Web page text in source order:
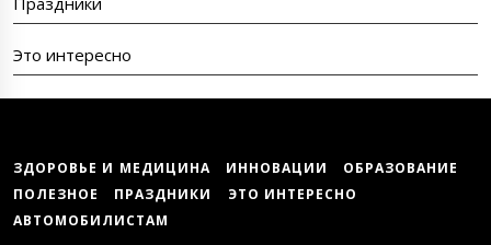
Это интересно
ЗДОРОВЬЕ И МЕДИЦИНА ИННОВАЦИИ
ОБРАЗОВАНИЕ
ПОЛЕЗНОЕ
ПРАЗДНИКИ
ЭТО ИНТЕРЕСНО
АВТОМОБИЛИСТАМ